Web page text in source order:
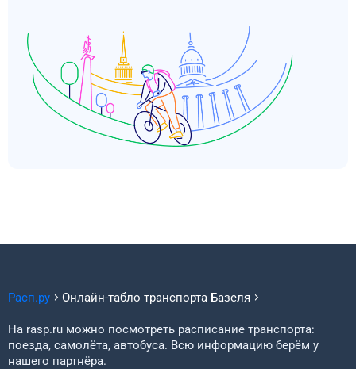
Расп.ру Онлайн-табло транспорта Базеля
На rasp.ru можно посмотреть расписание транспорта:
поезда, самолёта, автобуса. Всю информацию берём у
нашего партнёра.